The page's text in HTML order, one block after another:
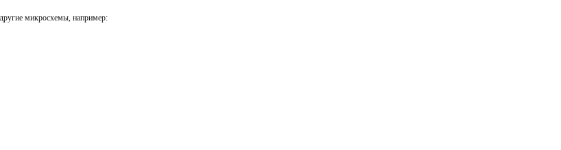
микросхемы, например: